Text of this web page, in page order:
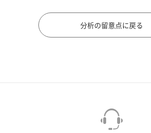
分析の留意点に戻る